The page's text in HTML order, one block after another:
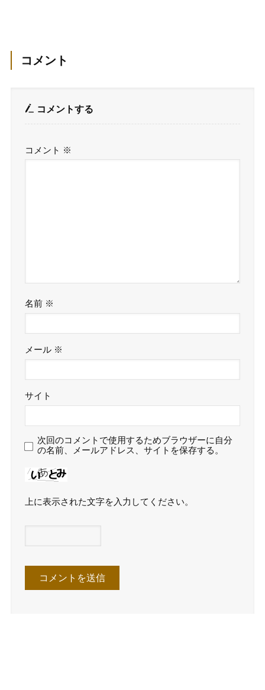
コメント
コメントする
コメント ※
名前 ※
メール ※
サイト
次回のコメントで使用するためブラウザーに自分
の名前、メールアドレス、サイトを保存する。
上に表示された文字を入力してください。